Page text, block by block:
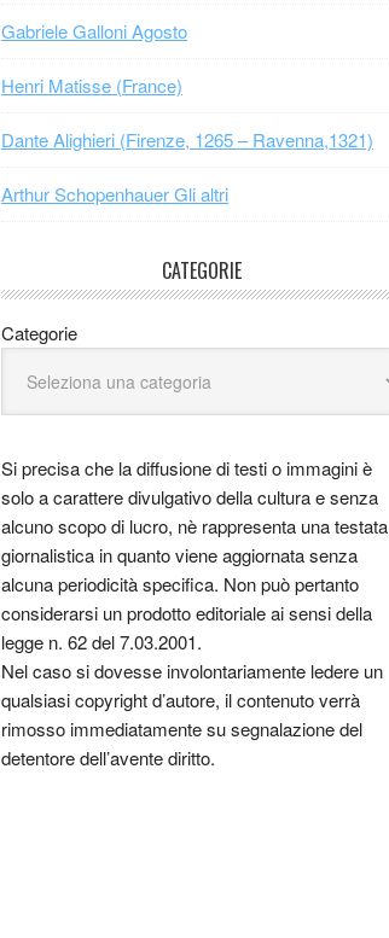
Gabriele Galloni Agosto
Henri Matisse (France)
Dante Alighieri (Firenze, 1265 – Ravenna,1321)
Arthur Schopenhauer Gli altri
CATEGORIE
Categorie
Si precisa che la diffusione di testi o immagini è
solo a carattere divulgativo della cultura e senza
alcuno scopo di lucro, nè rappresenta una testata
giornalistica in quanto viene aggiornata senza
alcuna periodicità specifica. Non può pertanto
considerarsi un prodotto editoriale ai sensi della
legge n. 62 del 7.03.2001.
Nel caso si dovesse involontariamente ledere un
qualsiasi copyright d’autore, il contenuto verrà
rimosso immediatamente su segnalazione del
detentore dell’avente diritto.